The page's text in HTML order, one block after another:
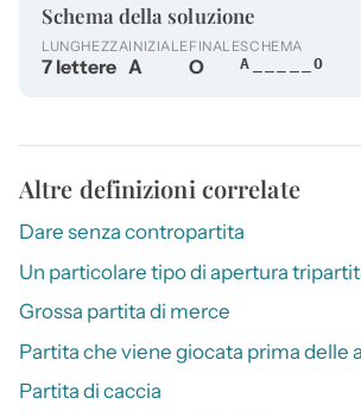
Schema della soluzione
LUNGHEZZA
7 lettere
INIZIALE
A
FINALE
O
SCHEMA
A_____O
Altre definizioni correlate
Dare senza contropartita
Un particolare tipo di apertura
Grossa partita di merce
Partita che viene giocata prima delle
Partita di caccia